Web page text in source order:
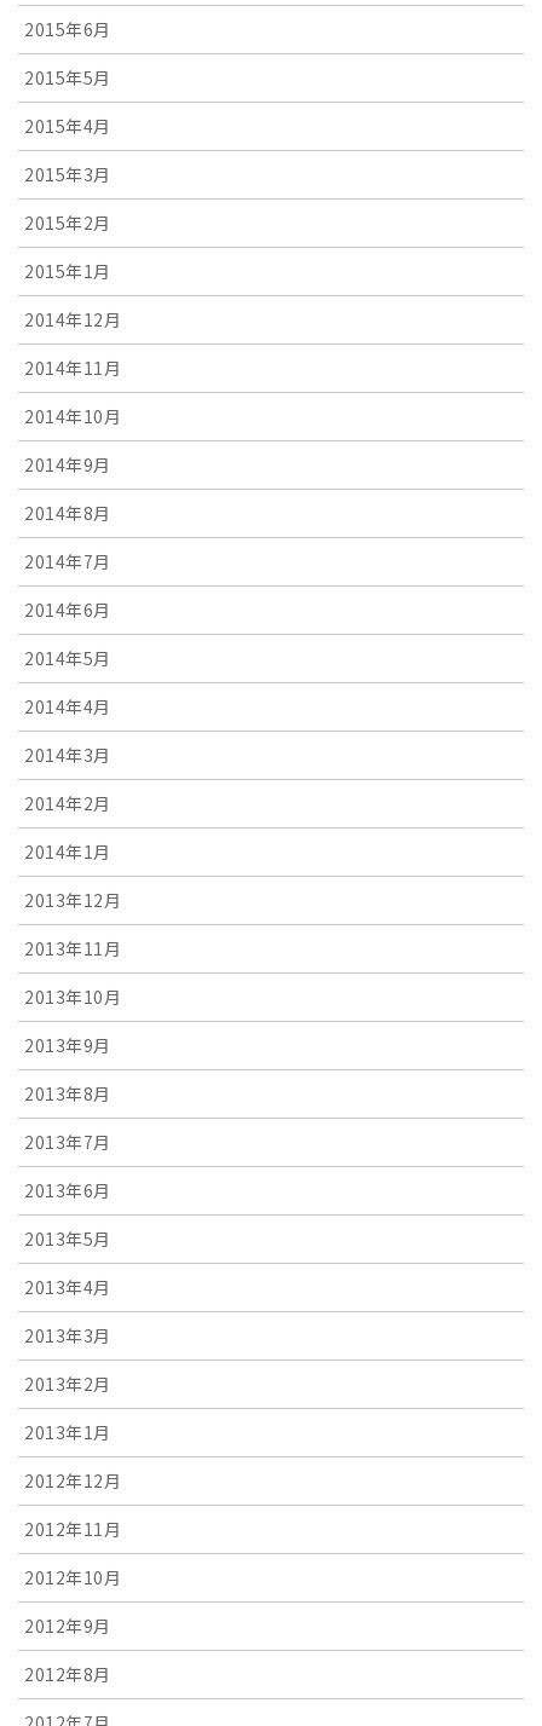
2015年6月
2015年5月
2015年4月
2015年3月
2015年2月
2015年1月
2014年12月
2014年11月
2014年10月
2014年9月
2014年8月
2014年7月
2014年6月
2014年5月
2014年4月
2014年3月
2014年2月
2014年1月
2013年12月
2013年11月
2013年10月
2013年9月
2013年8月
2013年7月
2013年6月
2013年5月
2013年4月
2013年3月
2013年2月
2013年1月
2012年12月
2012年11月
2012年10月
2012年9月
2012年8月